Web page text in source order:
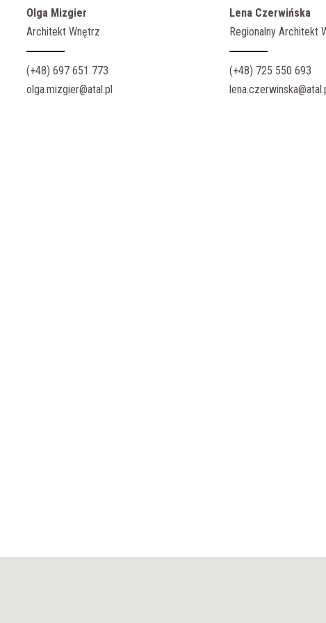
Olga Mizgier
Architekt Wnętrz
(+48) 697 651 773
olga.mizgier@atal.pl
Lena Czerwińska
Regionalny Architekt
(+48) 725 550 693